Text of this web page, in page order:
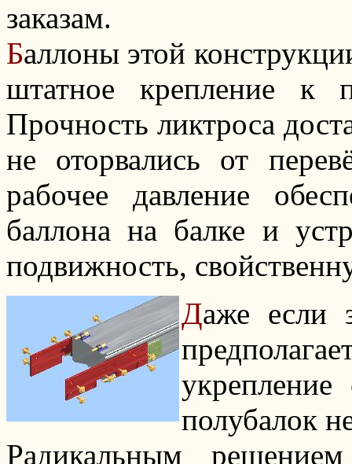
заказам.
Баллоны этой
штатное крепление к
Прочность ликтроса
не оторвались от
рабочее давление
баллона на балке и
подвижность,
Даже если
полубалок
Радикальным